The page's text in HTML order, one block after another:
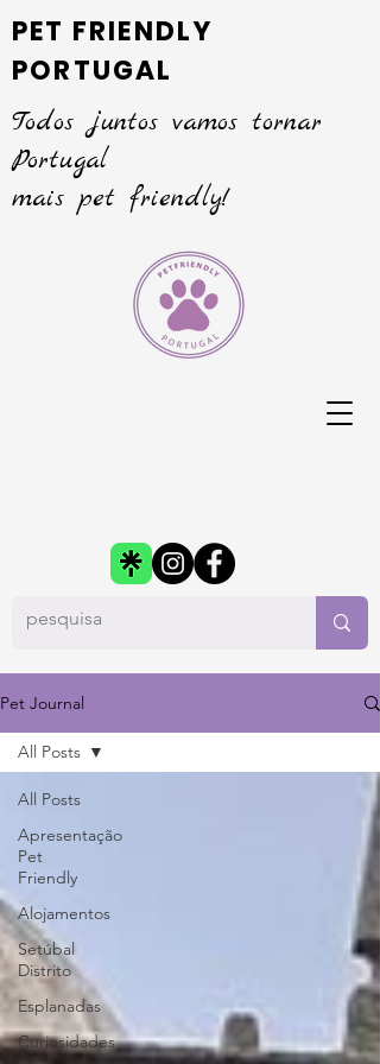
PET FRIENDLY
PORTUGAL
Todos juntos vamos tornar
Portugal
mais pet friendly!
Pet Journal
All Posts
Apresentação
Pet
Friendly
Alojamentos
Setúbal
Distrito
Esplanadas
Curiosidades
All Posts